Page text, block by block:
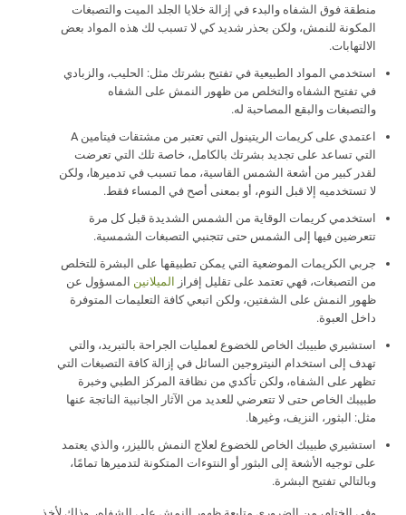
منطقة فوق الشفاه والبدء في إزالة خلايا الجلد الميت والتصبغات
المكونة للنمش، ولكن بحذر شديد كي لا تسبب لك هذه المواد بعض
الالتهابات.
استخدمي المواد الطبيعية في تفتيح بشرتك مثل: الحليب، والزبادي
في تفتيح الشفاه والتخلص من ظهور النمش على الشفاه
والتصبغات والبقع المصاحبة له.
اعتمدي على كريمات الريتينول التي تعتبر من مشتقات فيتامين A
التي تساعد على تجديد بشرتك بالكامل، خاصة تلك التي تعرضت
لقدر كبير من أشعة الشمس القاسية، مما تسبب في تدميرها، ولكن
لا تستخدميه إلا قبل النوم، أو بمعنى أصح في المساء فقط.
استخدمي كريمات الوقاية من الشمس الشديدة قبل كل مرة
تتعرضين فيها إلى الشمس حتى تتجنبي التصبغات الشمسية.
جربي الكريمات الموضعية التي يمكن تطبيقها على البشرة للتخلص
من التصبغات، فهي تعتمد على تقليل إفراز
الميلانين المسؤول عن
ظهور النمش على الشفتين، ولكن اتبعي كافة التعليمات المتوفرة
داخل العبوة.
استشيري طبيبك الخاص للخضوع لعمليات الجراحة بالتبريد، والتي
تهدف إلى استخدام النيتروجين السائل في إزالة كافة التصبغات التي
تظهر على الشفاه، ولكن تأكدي من نظافة المركز الطبي وخبرة
طبيبك الخاص حتى لا تتعرضي للعديد من الآثار الجانبية الناتجة عنها
مثل: البثور، النزيف، وغيرها.
استشيري طبيبك الخاص للخضوع لعلاج النمش بالليزر، والذي يعتمد
على توجيه الأشعة إلى البثور أو النتوءات المتكونة لتدميرها تمامًا،
وبالتالي تفتيح البشرة.